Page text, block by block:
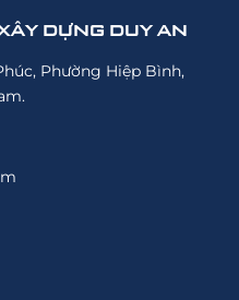
DỰNG DUY AN
Phường Hiệp Bình,